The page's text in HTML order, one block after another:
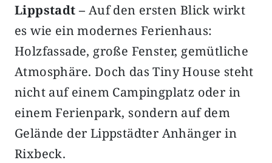
Lippstadt – Auf den ersten Blick wirkt
es wie ein modernes Ferienhaus:
Holzfassade, große Fenster, gemütliche
Atmosphäre. Doch das Tiny House steht
nicht auf einem Campingplatz oder in
einem Ferienpark, sondern auf dem
Gelände der Lippstädter Anhänger in
Rixbeck.